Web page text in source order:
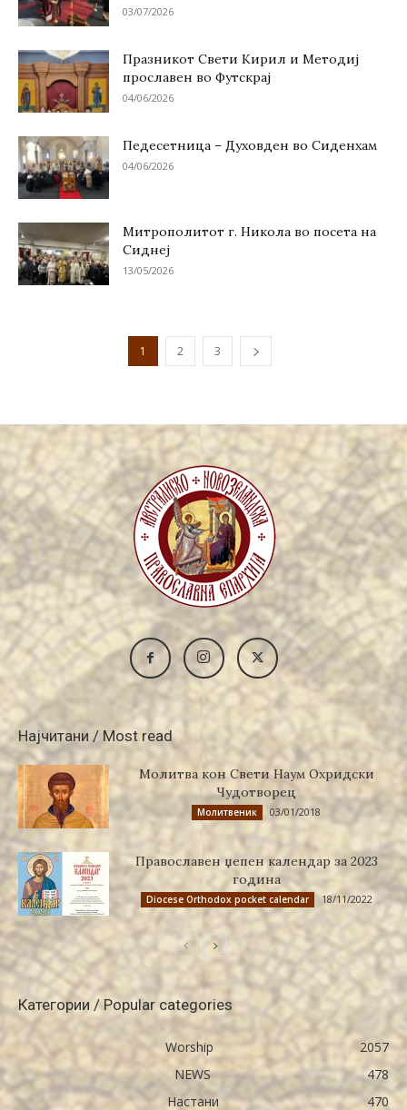
03/07/2026
Празникот Свети Кирил и Методиј
прославен во Футскрај
04/06/2026
Педесетница – Духовден во Сиденхам
04/06/2026
Митрополитот г. Никола во посета на
Сиднеј
13/05/2026
1 2 3
Најчитани / Most read
Молитва кон Свети Наум Охридски
Чудотворец
Молитвеник 03/01/2018
Православен џепен календар за 2023
година
Diocese Orthodox pocket calendar 18/11/2022
Категории / Popular categories
Worship
2057
NEWS
478
Настани
470